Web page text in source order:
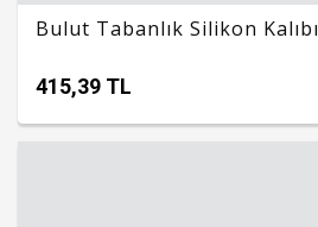
Bulut Tabanlık Silikon Kalıbı
415,39 TL